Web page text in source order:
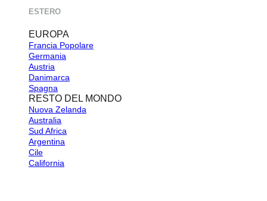
ESTERO
EUROPA
Francia
Germania
Austria
Danimarca
Spagna
RESTO DEL MONDO
Nuova Zelanda
Australia
Sud Africa
Argentina
Cile
California